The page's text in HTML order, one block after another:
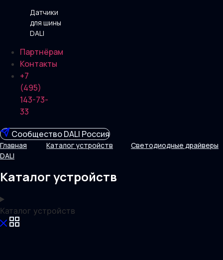
Датчики
для шины
DALI
Партнёрам
Контакты
+7
(495)
143-73-
33
Сообщество DALI Россия
Главная Каталог устройств
Светодиодные драйверы
DALI
Каталог устройств
Каталог устройств